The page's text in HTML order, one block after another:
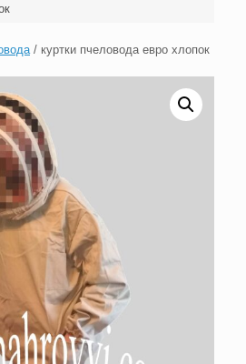
/ куртки пчеловода евро хлопок